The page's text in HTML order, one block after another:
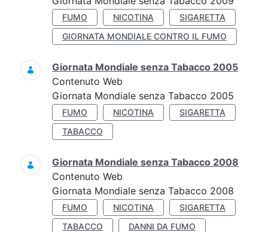
FUMO NICOTINA
SIGARETTA
GIORNATA MONDIALE CONTRO IL FUMO
Giornata Mondiale senza Tabacco 2005
Contenuto Web
Giornata Mondiale senza Tabacco 2005
FUMO NICOTINA
SIGARETTA
TABACCO
Giornata Mondiale senza Tabacco 2008
Contenuto Web
Giornata Mondiale senza Tabacco 2008
FUMO NICOTINA
SIGARETTA
TABACCO
DANNI DA FUMO